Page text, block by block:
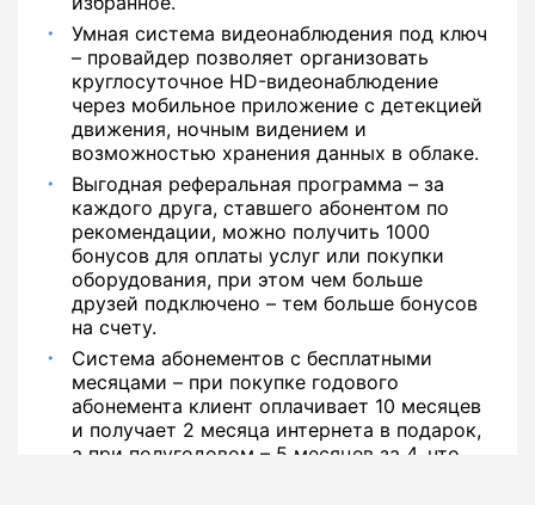
Умная система видеонаблюдения под ключ
– провайдер позволяет организовать
круглосуточное HD-видеонаблюдение
через мобильное приложение с детекцией
движения, ночным видением и
возможностью хранения данных в облаке.
Выгодная реферальная программа – за
каждого друга, ставшего абонентом по
рекомендации, можно получить 1000
бонусов для оплаты услуг или покупки
оборудования, при этом чем больше
друзей подключено – тем больше бонусов
на счету.
Система абонементов с бесплатными
месяцами – при покупке годового
абонемента клиент оплачивает 10 месяцев
и получает 2 месяца интернета в подарок,
а при полугодовом – 5 месяцев за 4, что